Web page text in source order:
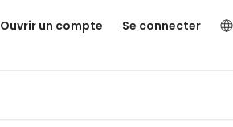
Ouvrir un compte Se connecter